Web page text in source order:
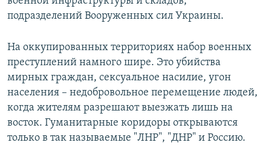
подразделений Вооруженных сил Украины.
На оккупированных территориях набор военных
преступлений намного шире. Это убийства
мирных граждан, сексуальное насилие, угон
населения – недобровольное перемещение людей,
когда жителям разрешают выезжать лишь на
восток. Гуманитарные коридоры открываются
только в так называемые "ЛНР", "ДНР" и Россию.